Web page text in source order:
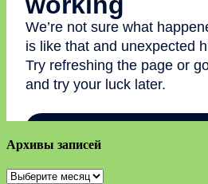
Архивы записей
Архивы